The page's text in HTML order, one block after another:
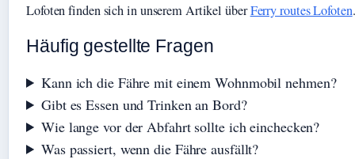
Lofoten finden sich in unserem Artikel überFerry routes Lofoten.
Häufig gestellte Fragen
Kann ich die Fähre mit einem Wohnmobil nehmen?
Gibt es Essen und Trinken an Bord?
Wie lange vor der Abfahrt sollte ich einchecken?
Was passiert, wenn die Fähre ausfällt?